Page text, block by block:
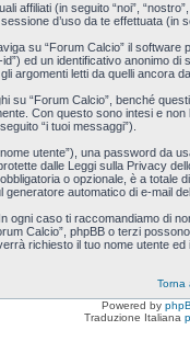
(in seguito “noi”,
d’uso da te effettuata (in
su “Forum Calcio” il
ed un identificativo anonimo
argomenti letti da quelli ancora
“Forum Calcio”, benché
Con questo sono intesi e
“i tuoi messaggi”).
utente”), una password da
dalle Leggi sulla Privacy
o opzionale, è a
automatico di e-mail
caso ti raccomandiamo di
Calcio”, phpBB o terzi
richiesto il tuo nome utente
Torna
Powered by
Traduzione Italiana